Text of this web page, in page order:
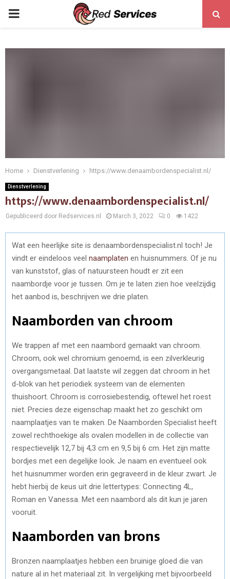
PRIMARY
Home Dienstverlening https://www.denaambordenspecialist.nl/
Dienstverlening
https://www.denaambordenspecialist.nl/
Gepubliceerd door Redservices.nl March 3, 2022 0 1422
Wat een heerlijke site is denaambordenspecialist.nl toch! Je
vindt er eindeloos veel naamplaten en huisnummers. Of je nu
van kunststof, glas of natuursteen houdt er zit een
naambordje voor je tussen. Om je te laten zien hoe veelzijdig
het aanbod is, beschrijven we drie platen.
Naamborden van chroom
We trappen af met een naambord gemaakt van chroom.
Chroom, ook wel chromium genoemd, is een zilverkleurig
overgangsmetaal. Dat laatste wil zeggen dat chroom in het
d-blok van het periodiek systeem van de elementen
thuishoort. Chroom is corrosiebestendig, oftewel het roest
niet. Precies deze eigenschap maakt het zo geschikt om
naamplaatjes van te maken. De Naamborden Specialist heeft
zowel rechthoekige als ovalen modellen in de collectie van
respectievelijk 12,7 bij 4,3 cm en 9,5 bij 6 cm. Het zijn matte
bordjes met een degelijke look. Je naam en eventueel ook
het huisnummer worden erin gegraveerd in de kleur zwart. Je
hebt hierbij de keus uit drie lettertypes: Connecting 4L,
Roman en Vanessa. Met een naambord als dit kun je jaren
vooruit.
Naamborden van brons
Bronzen naamplaatjes hebben een bruinige gloed die van
nature al in het materiaal zit. In vergelijking met bijvoorbeeld